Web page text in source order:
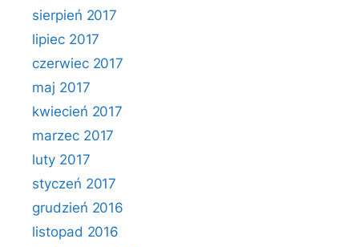
sierpień 2017
lipiec 2017
czerwiec 2017
maj 2017
kwiecień 2017
marzec 2017
luty 2017
styczeń 2017
grudzień 2016
listopad 2016